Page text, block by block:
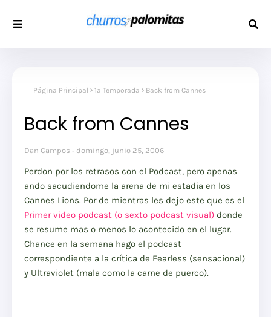
Página Principal 1a Temporada Back from Cannes
Back from Cannes
Dan Campos domingo, junio 25, 2006
Perdon por los retrasos con el Podcast, pero apenas
ando sacudiendome la arena de mi estadia en los
Cannes Lions. Por de mientras les dejo este que es el
Primer video podcast (o sexto podcast visual) donde
se resume mas o menos lo acontecido en el lugar.
Chance en la semana hago el podcast
correspondiente a la crítica de Fearless (sensacional)
y Ultraviolet (mala como la carne de puerco).